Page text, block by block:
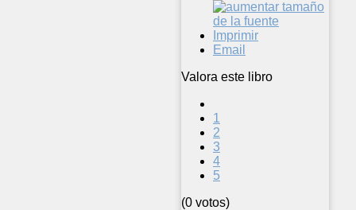
Imprimir
Email
Valora este libro
1
2
3
4
5
(0 votos)